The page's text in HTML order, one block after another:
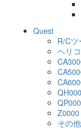
Quest
R/Cツ
ヘリ
Z0000
その他